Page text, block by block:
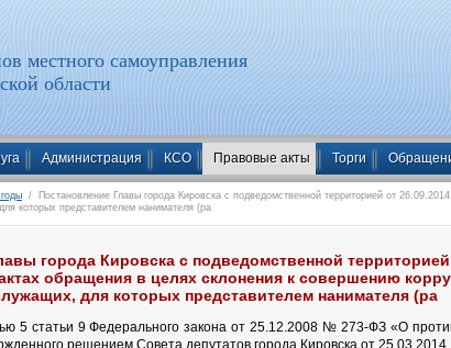
местного самоуправления
области
Администрация КСО Правовые акты Торги
/ Постановление Главы города Кировска с подведомственной территорией от
которых представителем нанимателя (ра
города Кировска с подведомственной
обращения в целях склонения к совершению
для которых представителем нанимателя (ра
5 статьи 9 Федерального закона от 25.12.2008 № 273-ФЗ «О
решением Совета депутатов города Кировска от